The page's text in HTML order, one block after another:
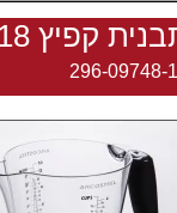
קפיץ 18ס"מ
296-09748-